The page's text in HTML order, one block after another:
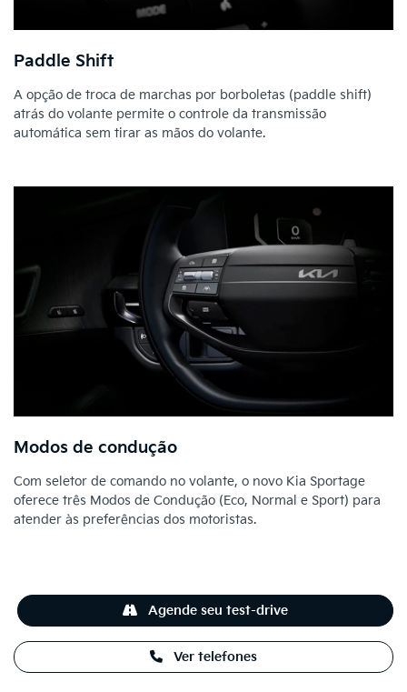
Paddle Shift
A opção de troca de marchas por borboletas (paddle shift)
atrás do volante permite o controle da transmissão
automática sem tirar as mãos do volante.
Modos de condução
Com seletor de comando no volante, o novo Kia Sportage
oferece três Modos de Condução (Eco, Normal e Sport) para
atender às preferências dos motoristas.
Ver telefones
Agende seu test-drive